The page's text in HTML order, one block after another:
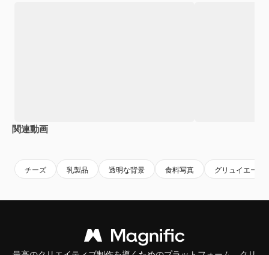
関連動画
チーズ 乳製品 透明な背景 食料写真 グリュイエール